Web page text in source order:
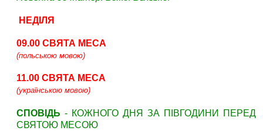
НЕДІЛЯ
09.00 СВЯТА МЕСА
(польською мовою)
11.00 СВЯТА МЕСА
(українською мовою)
СПОВІДЬ - КОЖНОГО ДНЯ ЗА ПІВГОДИНИ ПЕРЕД
СВЯТОЮ МЕСОЮ